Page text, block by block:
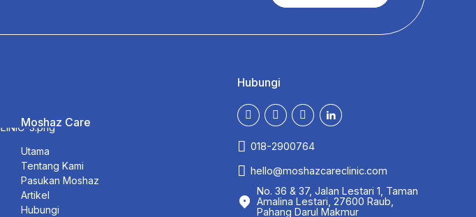
Moshaz Care
Utama
Tentang Kami
Pasukan Moshaz
Artikel
Hubungi
Hubungi
018-2900764
hello@moshazcareclinic.com
No. 36 & 37, Jalan Lestari 1, Taman
Amalina Lestari, 27600 Raub,
Pahang Darul Makmur